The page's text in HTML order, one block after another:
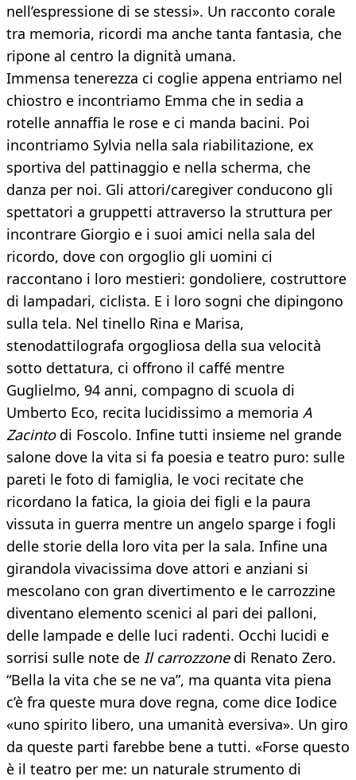
nell’espressione di se stessi». Un racconto corale
tra memoria, ricordi ma anche tanta fantasia, che
ripone al centro la dignità umana.
Immensa tenerezza ci coglie appena entriamo nel
chiostro e incontriamo Emma che in sedia a
rotelle annaffia le rose e ci manda bacini. Poi
incontriamo Sylvia nella sala riabilitazione, ex
sportiva del pattinaggio e nella scherma, che
danza per noi. Gli attori/caregiver conducono gli
spettatori a gruppetti attraverso la struttura per
incontrare Giorgio e i suoi amici nella sala del
ricordo, dove con orgoglio gli uomini ci
raccontano i loro mestieri: gondoliere, costruttore
di lampadari, ciclista. E i loro sogni che dipingono
sulla tela. Nel tinello Rina e Marisa,
stenodattilografa orgogliosa della sua velocità
sotto dettatura, ci offrono il caffé mentre
Guglielmo, 94 anni, compagno di scuola di
Umberto Eco, recita lucidissimo a memoria A
Zacintodi Foscolo. Infine tutti insieme nel grande
salone dove la vita si fa poesia e teatro puro: sulle
pareti le foto di famiglia, le voci recitate che
ricordano la fatica, la gioia dei figli e la paura
vissuta in guerra mentre un angelo sparge i fogli
delle storie della loro vita per la sala. Infine una
girandola vivacissima dove attori e anziani si
mescolano con gran divertimento e le carrozzine
diventano elemento scenici al pari dei palloni,
delle lampade e delle luci radenti. Occhi lucidi e
sorrisi sulle note de Il carrozzonedi Renato Zero.
“Bella la vita che se ne va”, ma quanta vita piena
c’è fra queste mura dove regna, come dice Iodice
«uno spirito libero, una umanità eversiva». Un giro
da queste parti farebbe bene a tutti. «Forse questo
è il teatro per me: un naturale strumento di